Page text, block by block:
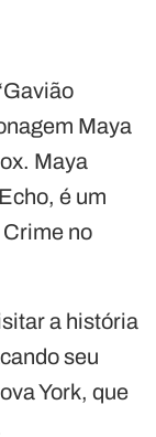
Maya
Maya
é um
no
a história
seu
York, que